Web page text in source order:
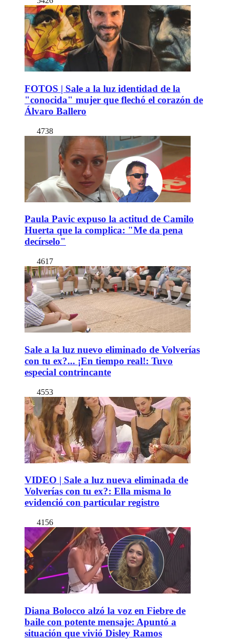
FOTOS | Sale a la luz identidad de la
"conocida" mujer que flechó el corazón de
Álvaro Ballero
4738
Paula Pavic expuso la actitud de Camilo
Huerta que la complica: "Me da pena
decírselo"
4617
Sale a la luz nuevo eliminado de Volverías
con tu ex?... ¡En tiempo real!: Tuvo
especial contrincante
4553
VIDEO | Sale a luz nueva eliminada de
Volverías con tu ex?: Ella misma lo
evidenció con particular registro
4156
Diana Bolocco alzó la voz en Fiebre de
baile con potente mensaje: Apuntó a
situación que vivió Disley Ramos